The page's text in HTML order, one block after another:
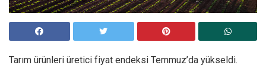
Tarım ürünleri üretici fiyat endeksi Temmuz’da yükseldi.